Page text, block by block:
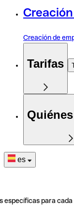
Creación de
Tarifas
es
específicas para cada